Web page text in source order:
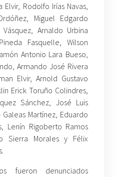
Elvir, Rodolfo Irías Navas,
Miguel Edgardo
Arnaldo Urbina
Fasquelle, Wilson
Antonio Lara Bueso,
Armando José Rivera
Elvir, Arnold Gustavo
Erick Toruño Colindres,
Sánchez, José Luis
Martínez, Eduardo
Lenín Rigoberto Ramos
Sierra Morales y Félix
fueron denunciados